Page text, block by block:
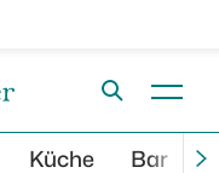
Küche Bar